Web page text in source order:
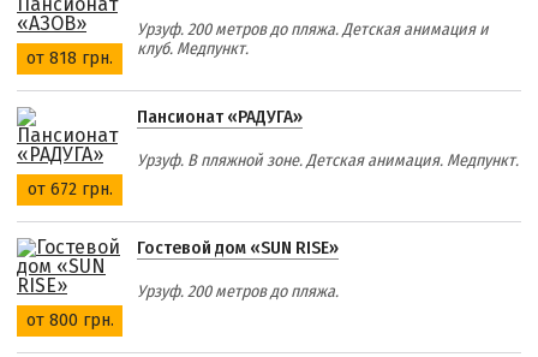
от 818 грн.
Урзуф. 200 метров до пляжа. Детская анимация и
клуб. Медпункт.
от 672 грн.
Пансионат «РАДУГА»
Урзуф. В пляжной зоне. Детская анимация. Медпункт.
от 800 грн.
Гостевой дом «SUN RISE»
Урзуф. 200 метров до пляжа.